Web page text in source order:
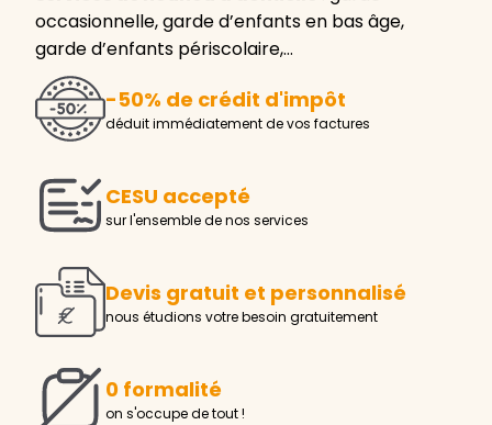
occasionnelle, garde d’enfants en bas âge,
garde d’enfants périscolaire,…
-50% de crédit d'impôt
déduit immédiatement de vos factures
CESU accepté
sur l'ensemble de nos services
Devis gratuit et personnalisé
nous étudions votre besoin gratuitement
0 formalité
on s'occupe de tout !